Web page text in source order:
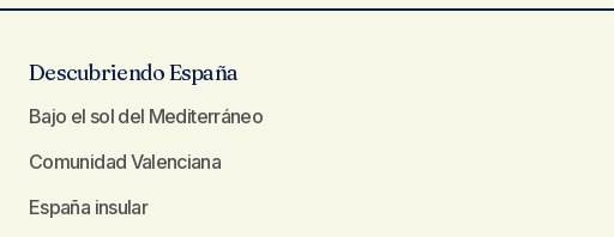
Descubriendo España
Bajo el sol del Mediterráneo
Comunidad Valenciana
España insular